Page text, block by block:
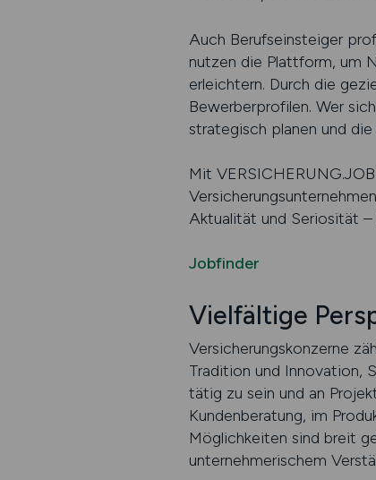
Auch Berufseinsteiger
nutzen die Plattform, um
erleichtern. Durch die
Bewerberprofilen. Wer
strategisch planen und
Mit
Aktualität und Seriosität –
Jobfinder
Vielfältige
Versicherungskonzerne
Tradition und Innovation,
tätig zu sein und an
Kundenberatung, im
Möglichkeiten sind breit
unternehmerischem